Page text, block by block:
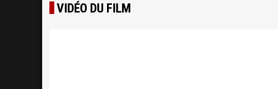
VIDÉO DU FILM